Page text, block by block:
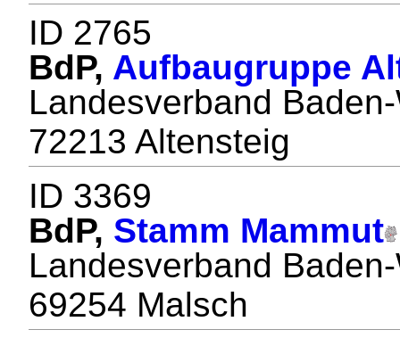
ID 2765
BdP, Aufbaugruppe
Landesverband
72213 Altensteig
ID 3369
BdP, Stamm Mammut
Landesverband
69254 Malsch